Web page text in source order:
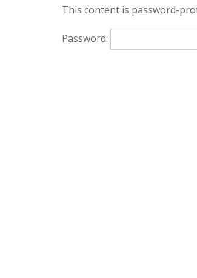
This content is password-
Password: